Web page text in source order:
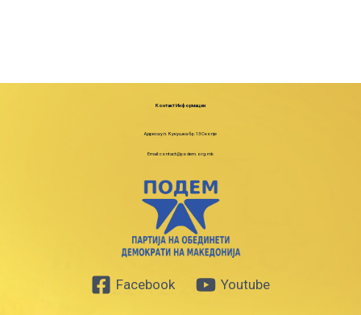
Контакт Информации
Адреса:ул. Кукушка бр.13 Скопје
Email: contact@podem.org.mk
Facebook Youtube